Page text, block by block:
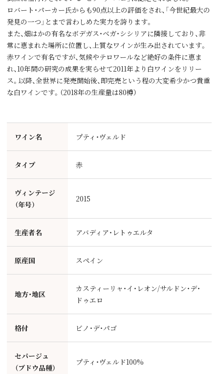
ロバート・パーカー氏からも90点以上の評価をされ、「今世紀最大の
発見の一つ」とまで言わしめた実力を誇ります。
また、畑はかの有名なボデガス・ベガ・シシリアに隣接しており、非
常に恵まれた場所に位置し、上質なワインが生み出されています。
赤ワインで有名ですが、気候やテロワールなど絶好の条件に恵ま
れ、10年間の研究の成果を実らせて2011年より白ワインをリリー
ス。以降、全世界に発売開始後、即完売という程の大変希少かつ貴重
な白ワインです。（2018年の生産量は80樽）
ワイン名 プティ・ヴェルド
タイプ 赤
ヴィンテージ
（年号）
2015
生産者名 アバディア・レトゥエルタ
原産国 スペイン
地方・地区
カスティーリャ・イ・レオン/サルドン・デ・
ドゥエロ
格付 ビノ・デ・パゴ
セパージュ
（ブドウ品種）
プティ・ヴェルド100%